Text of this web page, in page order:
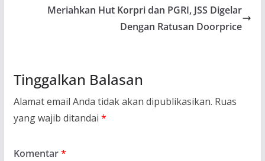
Meriahkan Hut Korpri dan PGRI, JSS Digelar
Dengan Ratusan Doorprice
Tinggalkan Balasan
Alamat email Anda tidak akan dipublikasikan. Ruas
yang wajib ditandai *
Komentar*